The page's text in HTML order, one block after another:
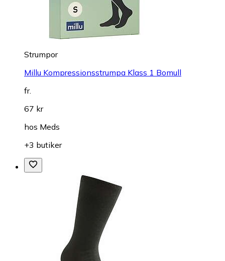
Strumpor
Millu Kompressionsstrumpa Klass 1 Bomull
fr.
67 kr
hos Meds
+3 butiker